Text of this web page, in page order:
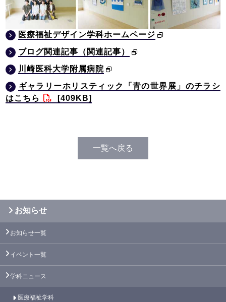
医療福祉デザイン学科ホームページ
ブログ関連記事（関連記事）
川崎医科大学附属病院
ギャラリーホリスティック「青の世界展」のチラシ
はこちら
[409KB]
一覧へ戻る
お知らせ
お知らせ一覧
イベント一覧
学科ニュース
医療福祉学科